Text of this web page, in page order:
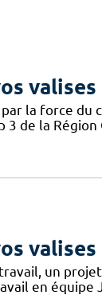
valises
la force
3 de la
valises
un
en équipe